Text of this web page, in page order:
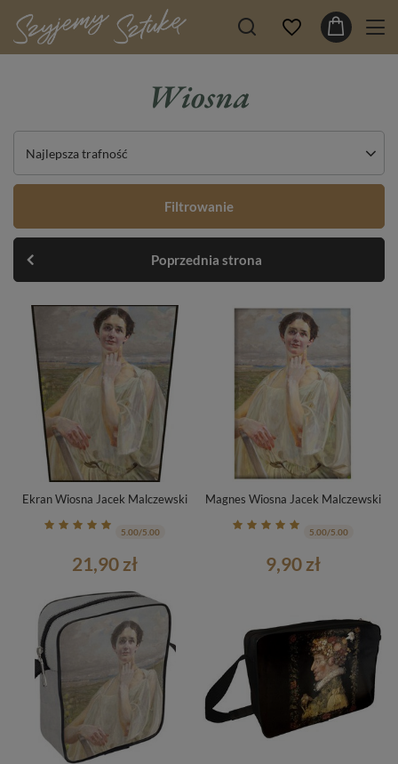
Wiosna
Najlepsza trafność
Filtrowanie
Poprzednia strona
Ekran Wiosna Jacek Malczewski
5.00/5.00
21,90 zł
Magnes Wiosna Jacek Malczewski
5.00/5.00
9,90 zł